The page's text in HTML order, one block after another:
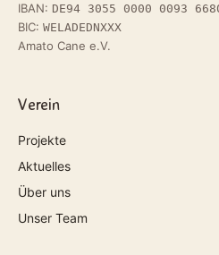
IBAN: DE94 3055 0000 0093
BIC: WELADEDNXXX
Amato Cane e.V.
Verein
Projekte
Aktuelles
Über uns
Unser Team